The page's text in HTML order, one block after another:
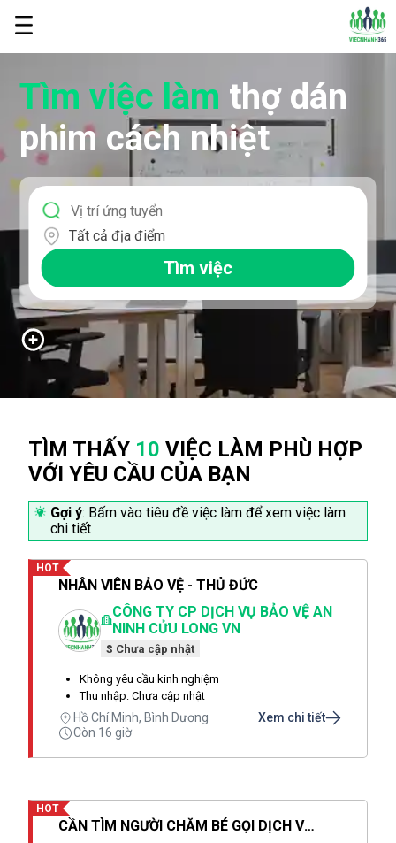
Tìm việc làm thợ dán
phim cách nhiệt
Tất cả địa điểm
Tìm việc
TÌM THẤY 10 VIỆC LÀM PHÙ HỢP
VỚI YÊU CẦU CỦA BẠN
Gợi ý: Bấm vào tiêu đề việc làm để xem việc làm
chi tiết
NHÂN VIÊN BẢO VỆ - THỦ ĐỨC
CÔNG TY CP DỊCH VỤ BẢO VỆ AN
NINH CỬU LONG VN
$ Chưa cập nhật
Không yêu cầu kinh nghiệm
Thu nhập: Chưa cập nhật
Hồ Chí Minh, Bình Dương
Còn 16 giờ
Xem chi tiết
HOT
CẦN TÌM NGƯỜI CHĂM BÉ GỌI DỊCH VỤ SAO MAI CHỊ THẢO LÀ CÓ NGƯỜI SAU 1 PHÚT
HOT